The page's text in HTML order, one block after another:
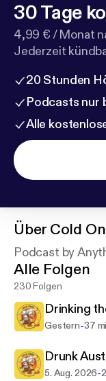
30 Tage
4,99 € / Monat
Jederzeit
20 Stunden
Podcasts nur
Alle
Über Cold
Podcast by
Alle Folgen
230 Folgen
Drinking
Gestern-37
Drunk
5. Aug. 2026-